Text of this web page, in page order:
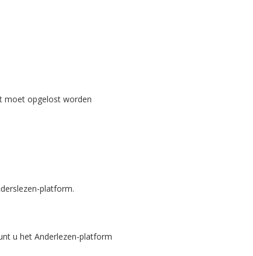
moet opgelost worden
platform.
u het Anderlezen-platform